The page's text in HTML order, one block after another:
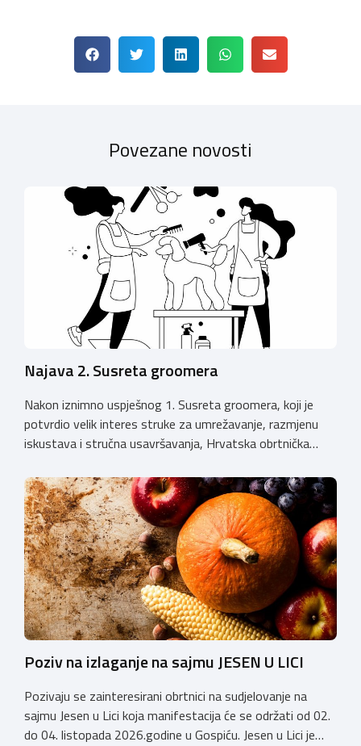
Povezane novosti
Najava 2. Susreta groomera
Nakon iznimno uspješnog 1. Susreta groomera, koji je
potvrdio velik interes struke za umrežavanje, razmjenu
iskustava i stručna usavršavanja, Hrvatska obrtnička
održati 12. rujna u Kongresnom centru na Zagrebačkom
velesajmu. Susret će i ove godine okupiti groomere,
stručnjake i zaljubljenike u njegu pasa iz cijele Hrvatske,
[…]
Poziv na izlaganje na sajmu JESEN U LICI
Pozivaju se zainteresirani obrtnici na sudjelovanje na
sajmu Jesen u Lici koja manifestacija će se održati od 02.
do 04. listopada 2026.godine u Gospiću. Jesen u Lici je